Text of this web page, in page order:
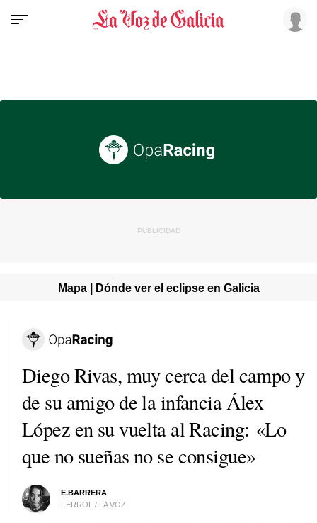
Mapa | Dónde ver el eclipse en Galicia
Diego Rivas, muy cerca del campo y
de su amigo de la infancia Álex
López en su vuelta al Racing: «Lo
que no sueñas no se consigue»
E.BARRERA
FERROL / LA VOZ